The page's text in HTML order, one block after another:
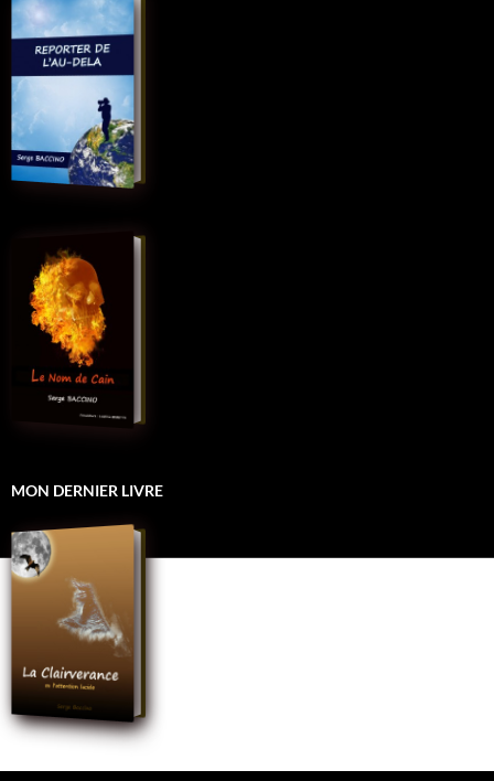
MON DERNIER LIVRE